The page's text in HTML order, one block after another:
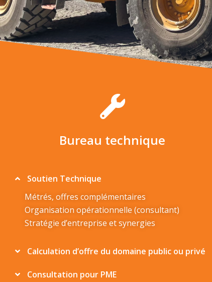
Bureau technique
Soutien Technique
Métrés, offres complémentaires
Organisation opérationnelle (consultant)
Stratégie d’entreprise et synergies
Calculation d’offre du domaine public ou privé
Consultation pour PME